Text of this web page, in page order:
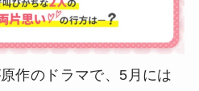
作のドラマで、5月には